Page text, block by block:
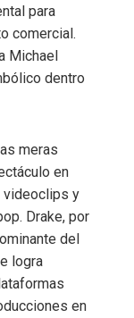
para
comercial.
Michael
dentro
meras
en
videoclips y
Drake, por
del
logra
en